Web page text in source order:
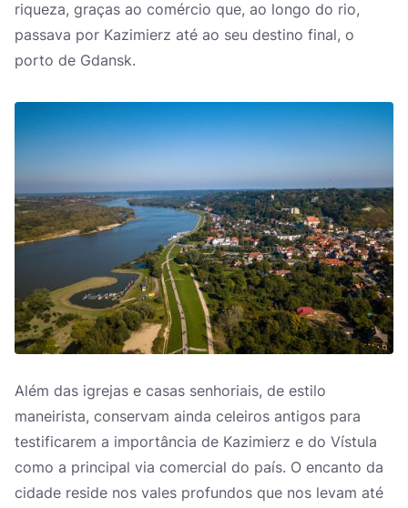
riqueza, graças ao comércio que, ao longo do rio,
passava por Kazimierz até ao seu destino final, o
porto de Gdansk.
Além das igrejas e casas senhoriais, de estilo
maneirista, conservam ainda celeiros antigos para
testificarem a importância de Kazimierz e do Vístula
como a principal via comercial do país. O encanto da
cidade reside nos vales profundos que nos levam até